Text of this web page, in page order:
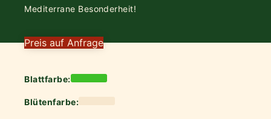
Mediterrane Besonderheit!
Preis auf Anfrage
Blattfarbe:
Blütenfarbe: